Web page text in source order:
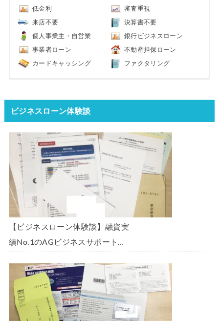
低金利 審査重視
来店不要 決算書不要
個人事業主・自営業 銀行ビジネスローン
事業者ローン 不動産担保ローン
カードキャッシング ファクタリング
ビジネスローン体験談
【ビジネスローン体験談】融資実
績No.1のAGビジネスサポート
300万円の枠で翌日に借りられま
した。全手順を丁寧に解説しま
す。